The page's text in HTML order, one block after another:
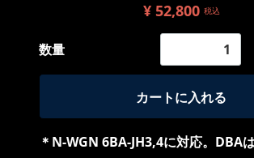
¥ 52,800 税込
数量
カートに入れる
＊N-WGN 6BA-JH3,4に対応。DBAは